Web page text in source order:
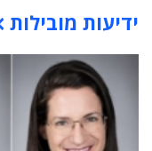
תוכן פרסומי
ידיעות מובילות